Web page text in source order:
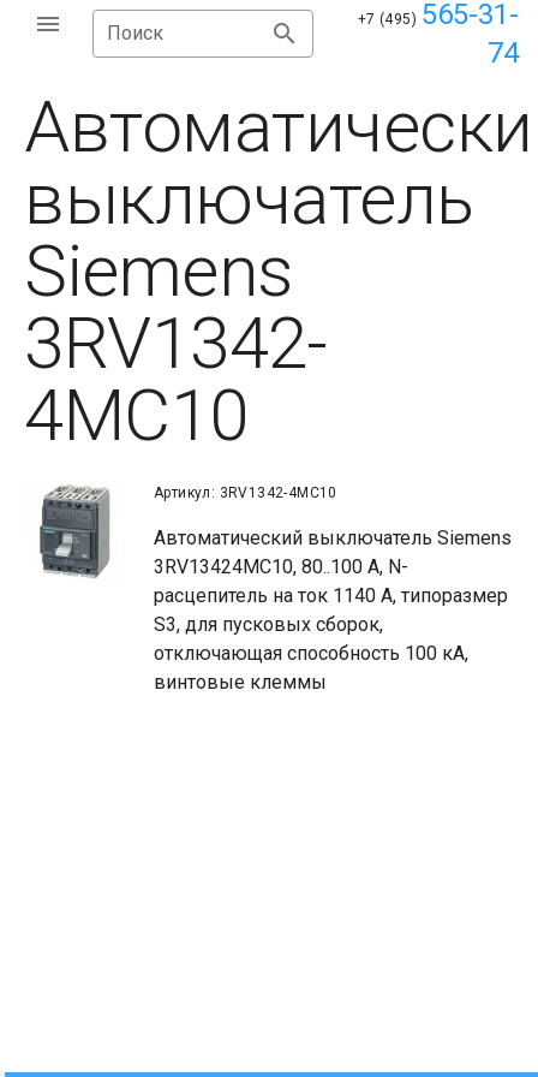
Поиск
+7 (495) 565-31-
74
выключатель
Siemens
3RV1342-
4MC10
Артикул: 3RV1342-4MC10
Автоматический выключатель Siemens
3RV13424MC10, 80..100 A, N-
расцепитель на ток 1140 A, типоразмер
S3, для пусковых сборок,
отключающая способность 100 кА,
винтовые клеммы